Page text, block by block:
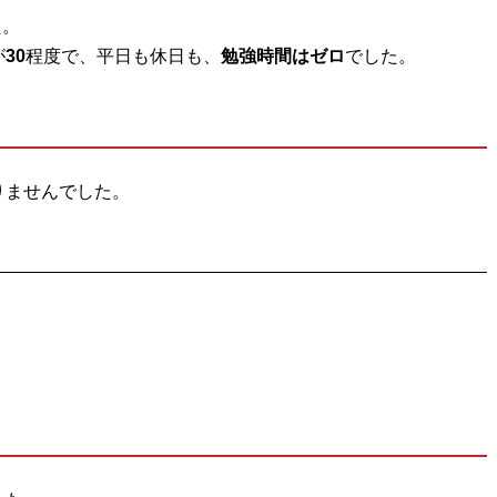
30程度で、平日も休日も、 勉強時間はゼロでした。
せんでした。